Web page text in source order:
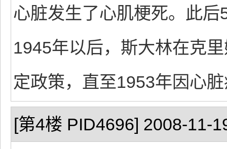
心脏发生了心肌梗死。此
1945年以后，斯大林在克
定政策，直至1953年因心
[第4楼 PID4696] 2008-11-